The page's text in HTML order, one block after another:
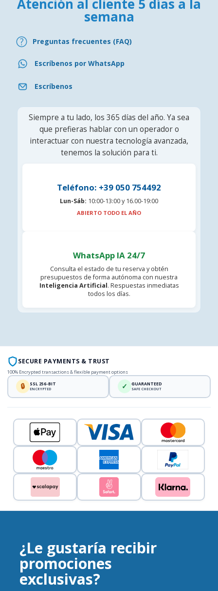
Atención al cliente 5 días a la
semana
Preguntas frecuentes (FAQ)
Escríbenos por WhatsApp
Escríbenos
Siempre a tu lado, los 365 días del año. Ya sea
que prefieras hablar con un operador o
interactuar con nuestra tecnología avanzada,
tenemos la solución para ti.
Teléfono: +39 050 754492
Lun-Sáb: 10:00-13:00 y 16.00-19:00
ABIERTO TODO EL AÑO
WhatsApp IA 24/7
Consulta el estado de tu reserva y obtén
presupuestos de forma autónoma con nuestra
Inteligencia Artificial. Respuestas inmediatas
todos los días.
SECURE PAYMENTS & TRUST
100% Encrypted transactions & flexible payment options
🔒 SSL 256-BIT
ENCRYPTED ✓ GUARANTEED
SAFE CHECKOUT
¿Le gustaría recibir
promociones
exclusivas?